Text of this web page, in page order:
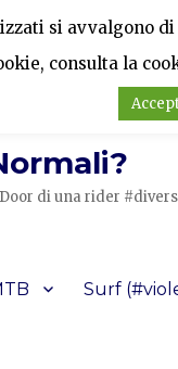
di una rider
Surf
si avvalgono
consulta la